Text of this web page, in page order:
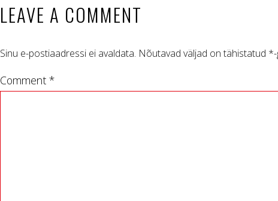
LEAVE A COMMENT
Sinu e-postiaadressi ei avaldata. Nõutavad väljad on tähistatud *
Comment *